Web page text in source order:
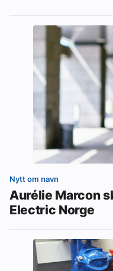
Nytt om navn
Aurélie Marcon
Electric Norge